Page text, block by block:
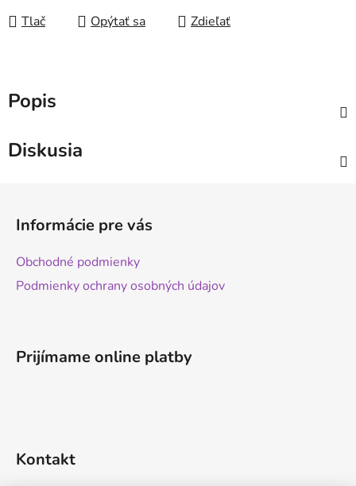
Tlač Opýtať sa Zdieľať
Popis
Diskusia
Informácie pre vás
Obchodné podmienky
Podmienky ochrany osobných údajov
Prijímame online platby
Kontakt